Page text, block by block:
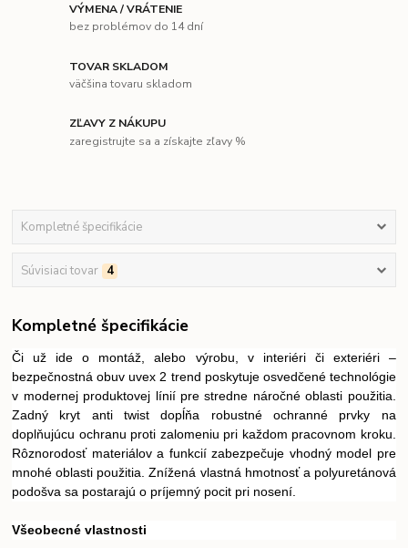
VÝMENA / VRÁTENIE
bez problémov do 14 dní
TOVAR SKLADOM
väčšina tovaru skladom
ZĽAVY Z NÁKUPU
zaregistrujte sa a získajte zľavy %
Kompletné špecifikácie
Súvisiaci tovar 4
Kompletné špecifikácie
Či už ide o montáž, alebo výrobu, v interiéri či exteriéri –
bezpečnostná obuv uvex 2 trend poskytuje osvedčené technológie
v modernej produktovej línií pre stredne náročné oblasti použitia.
Zadný kryt anti twist dopĺňa robustné ochranné prvky na
doplňujúcu ochranu proti zalomeniu pri každom pracovnom kroku.
Rôznorodosť materiálov a funkcií zabezpečuje vhodný model pre
mnohé oblasti použitia. Znížená vlastná hmotnosť a polyuretánová
podošva sa postarajú o príjemný pocit pri nosení.
Všeobecné vlastnosti